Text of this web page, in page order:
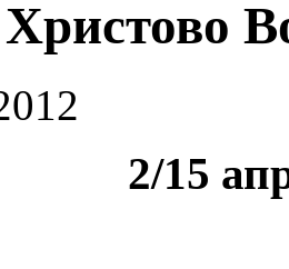
2/15